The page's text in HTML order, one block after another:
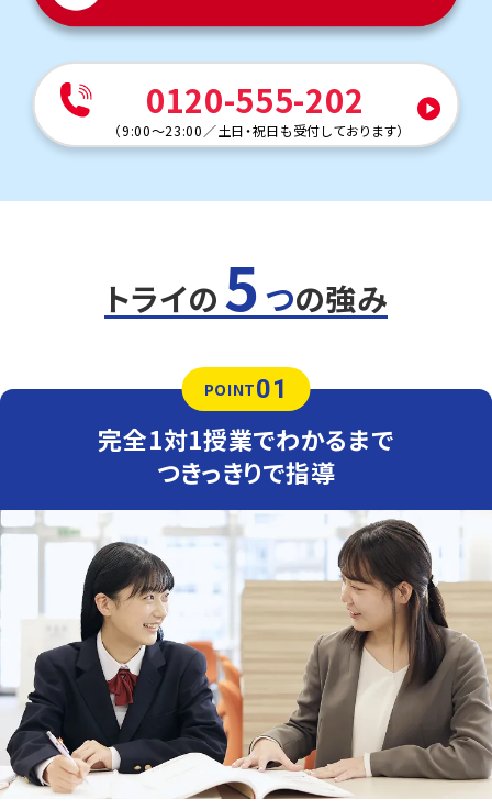
のレベルが高いことを加味すれば、太山寺の方が問題自体
は難しいかもしれません。まずは、確実に得点できるところ
英語（教科書：東京書籍）
太山寺中学校の英語は、早い段階から長文問題を出題さ
れる先生もおられるなど、英語に関して言えば地下鉄沿線
人気のコース
・定期テスト・内申点対策コース
滝川第二中学校
地下鉄「西神中央」駅から一駅。西神南や学園都市にお住
まいの生徒さまは、学校帰りに立ち寄りやすい立地です。
定期テスト対策
英語（教科書：東京書籍）
行して使用し、テストも２つに分けて行います。いずれも英
文を書かせる問題が多く、付け焼刃的な対策ではなかなか
得点するのが難しいです。ただ、内容的には教科書、テキス
トから逸脱することなく、素直な出題が大半です。高得点へ
の鍵は難化している文法事項の確実な理解と、大量な課題
をいかに的確にこなせるかです。そのアドバイスをマンツー
マン授業で行います。
数学（教科書：体系数学）
英数の比較で言えば、滝二の生徒さまは数学の方が得意
な方が多い印象があります。おそらくは中学受験の延長、
貯金も大きいと思いますが、上下のレベル差が大きい感じ
も受けますので、算数が苦手な中で合格された生徒さまは
入学後、いきなり苦戦されている方も多くおられます。せっ
かくの中高一貫校のメリットを生かすためにも、苦手分野
0120-555-202
（9:00～23:00 ／土日・祝日も受付しております）
トライの 5 つの強み
POINT01
完全1対1授業でわかるまで
つきっきりで指導